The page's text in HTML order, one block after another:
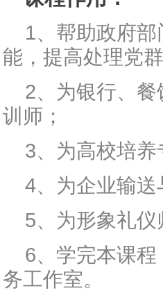
1、帮助政府
能，提高处理党
2、为银行、
训师；
3、为高校培
4、为企业输
5、为形象礼
6、学完本课
务工作室。